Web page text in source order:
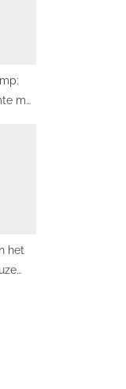
met
het